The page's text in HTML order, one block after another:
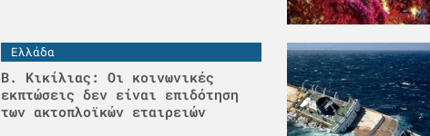
Ελλάδα
Β. Κικίλιας: Οι κοινωνικές
εκπτώσεις δεν είναι επιδότηση
των ακτοπλοϊκών εταιρειών